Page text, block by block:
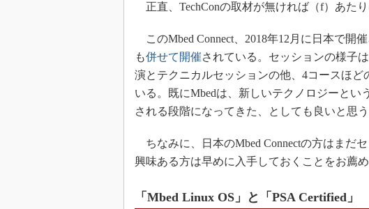
正直、TechConの取材が無ければ（f）あた
このMbed Connect、2018年12月に日本で開催
も併せて開催されている。セッションの様子
演とテクニカルセッションの他、4コースほ
いる。既にMbedは、新しいテクノロジーとい
される段階になってきた、としても良いと思う
ちなみに、日本のMbed Connectの方はまだ
興味ある方は早めに入手しておくことをお薦め
「Mbed Linux OS」と「PSA Certified」